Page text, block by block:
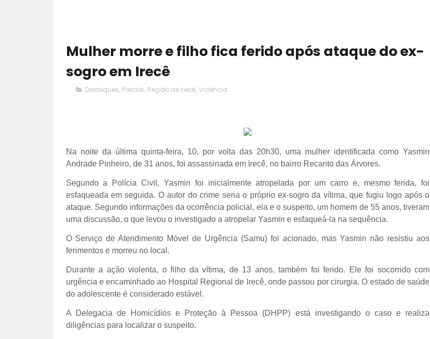
Mulher morre e filho fica ferido após ataque do ex-
sogro em Irecê
Destaques, Policial, Região de Irecê, Violência
Na noite da última quinta-feira, 10, por volta das 20h30, uma mulher identificada como Yasmin
Andrade Pinheiro, de 31 anos, foi assassinada em Irecê, no bairro Recanto das Árvores.
Segundo a Polícia Civil, Yasmin foi inicialmente atropelada por um carro e, mesmo ferida, foi
esfaqueada em seguida. O autor do crime seria o próprio ex-sogro da vítima, que fugiu logo após o
ataque. Segundo informações da ocorrência policial, ela e o suspeito, um homem de 55 anos, tiveram
uma discussão, o que levou o investigado a atropelar Yasmin e esfaqueá-la na sequência.
O Serviço de Atendimento Móvel de Urgência (Samu) foi acionado, mas Yasmin não resistiu aos
ferimentos e morreu no local.
Durante a ação violenta, o filho da vítima, de 13 anos, também foi ferido. Ele foi socorrido com
urgência e encaminhado ao Hospital Regional de Irecê, onde passou por cirurgia. O estado de saúde
do adolescente é considerado estável.
A Delegacia de Homicídios e Proteção à Pessoa (DHPP) está investigando o caso e realiza
diligências para localizar o suspeito.